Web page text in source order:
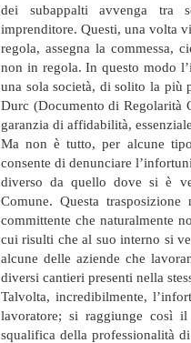
dei subappalti avvenga tra
imprenditore. Questi, una volta
regola, assegna la commessa,
non in regola. In questo modo
una sola società, di solito la più
Durc (Documento di Regolarità
garanzia di affidabilità,
Ma non è tutto, per alcune
consente di denunciare
diverso da quello dove si è
Comune. Questa
committente che naturalmente
cui risulti che al suo interno si
alcune delle aziende che
diversi cantieri presenti nella
Talvolta, incredibilmente,
lavoratore; si raggiunge così
squalifica della professionalità